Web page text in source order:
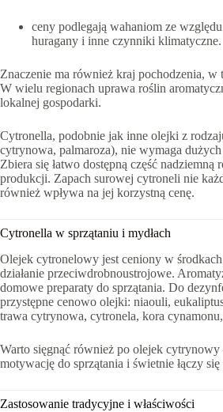
ceny podlegają wahaniom ze
huragany i inne czynniki klimatyczne.
Znaczenie ma również kraj pochodzenia, w
W wielu regionach uprawa roślin
lokalnej gospodarki.
Cytronella, podobnie jak inne olejki z
cytrynowa, palmaroza), nie wymaga
Zbiera się łatwo dostępną część
produkcji. Zapach surowej cytroneli nie
również wpływa na jej korzystną cenę.
Cytronella w sprzątaniu i mydłach
Olejek cytronelowy jest ceniony w
działanie przeciwdrobnoustrojowe.
domowe preparaty do sprzątania. Do
przystępne cenowo olejki: niaouli,
trawa cytrynowa, cytronela, kora
Warto sięgnąć również po olejek
motywację do sprzątania i świetnie łączy
Zastosowanie tradycyjne i właściwości